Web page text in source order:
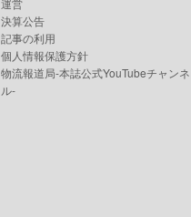
運営
決算公告
記事の利用
個人情報保護方針
物流報道局-本誌公式YouTubeチャンネ
ル-